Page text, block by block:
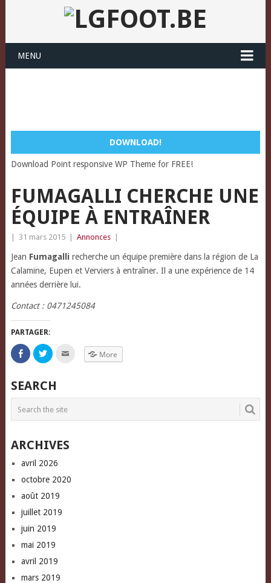
MENU
DOWNLOAD!
Download Point responsive WP Theme for FREE!
FUMAGALLI CHERCHE UNE
ÉQUIPE À ENTRAÎNER
31 mars 2015 Annonces
Jean Fumagalli recherche un équipe première dans la région de La
Calamine, Eupen etVerviers à entraîner. Il a une expérience de 14
années derrière lui.
Contact : 0471245084
PARTAGER:
Click
to
share
Facebook
(Opens
in
window)
Click
to
Twitter
(Opens
in
window)
friend
More
SEARCH
ARCHIVES
avril 2026
octobre 2020
août 2019
juillet 2019
juin 2019
mai 2019
avril 2019
mars 2019